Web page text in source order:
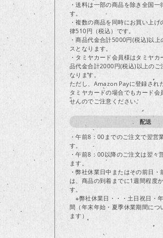
・送料は一部の商品を除き全国
す。
・複数の商品を同時にお買い上
律510円（税込）です。
・商品代金合計5000円(税込)以
スとなります。
・タミヤカード会員様はタミヤ
品代金合計2000円(税込)以上のご
なります。
ただし、Amazon Payに登録され
タミヤカードの場合でもカード会
せんのでご注意ください。
配送
・午前8：00までのご注文で翌営
す。
・午前8：00以降のご注文は翌々
ます。
・弊社休業日中またはその前日
は、商品の到着までに1週間程度
す。
※弊社休業日・・・土日祝日・
間（年末年始・夏季休業期間につ
ます）